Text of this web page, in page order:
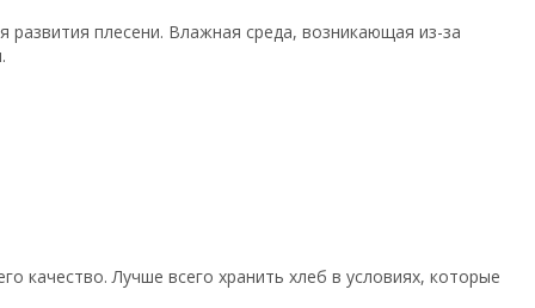
плесени. Влажная среда, возникающая из-за
качество. Лучше всего хранить хлеб в условиях, которые